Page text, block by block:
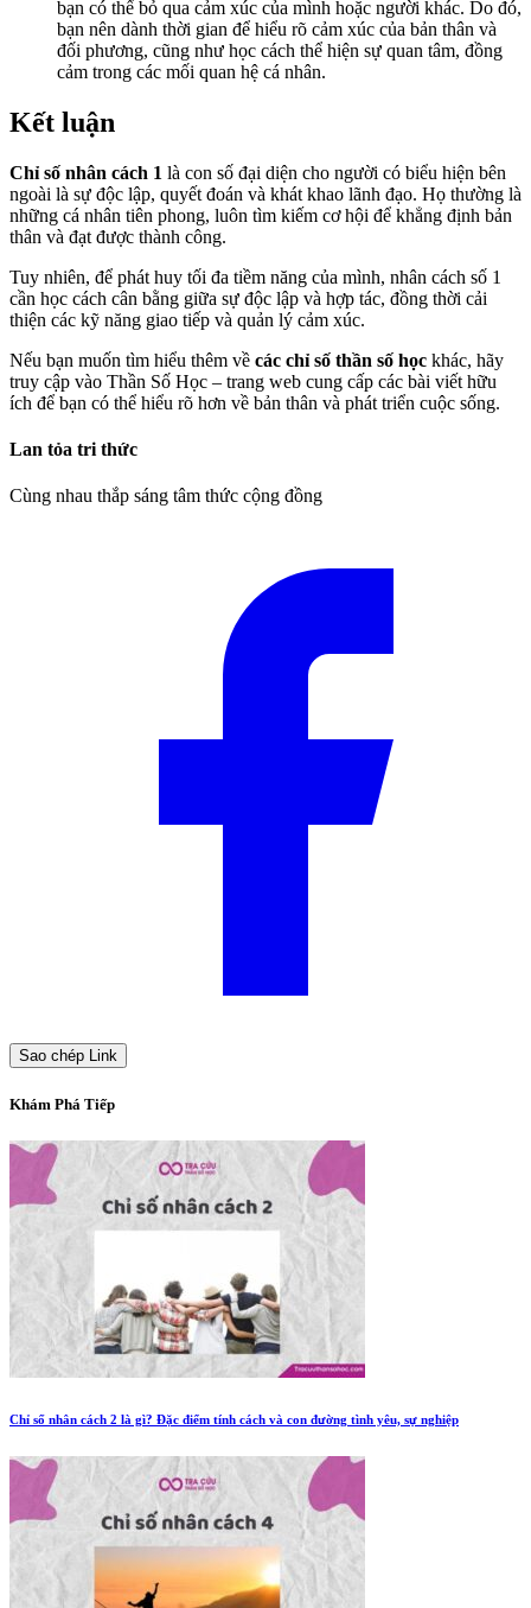
bạn có thể bỏ qua cảm xúc của mình hoặc người khác. Do đó,
bạn nên dành thời gian để hiểu rõ cảm xúc của bản thân và
đối phương, cũng như học cách thể hiện sự quan tâm, đồng
cảm trong các mối quan hệ cá nhân.
Kết luận
Chỉ số nhân cách 1 là con số đại diện cho người có biểu hiện bên
ngoài là sự độc lập, quyết đoán và khát khao lãnh đạo. Họ thường là
những cá nhân tiên phong, luôn tìm kiếm cơ hội để khẳng định bản
thân và đạt được thành công.
Tuy nhiên, để phát huy tối đa tiềm năng của mình, nhân cách số 1
cần học cách cân bằng giữa sự độc lập và hợp tác, đồng thời cải
thiện các kỹ năng giao tiếp và quản lý cảm xúc.
Nếu bạn muốn tìm hiểu thêm về các chỉ số thần số học khác, hãy
truy cập vào Thần Số Học – trang web cung cấp các bài viết hữu
ích để bạn có thể hiểu rõ hơn về bản thân và phát triển cuộc sống.
Lan tỏa tri thức
Cùng nhau thắp sáng tâm thức cộng đồng
Sao chép Link
Khám Phá Tiếp
Chỉ số nhân cách 2 là gì? Đặc điểm tính cách và con đường tình yêu, sự nghiệp